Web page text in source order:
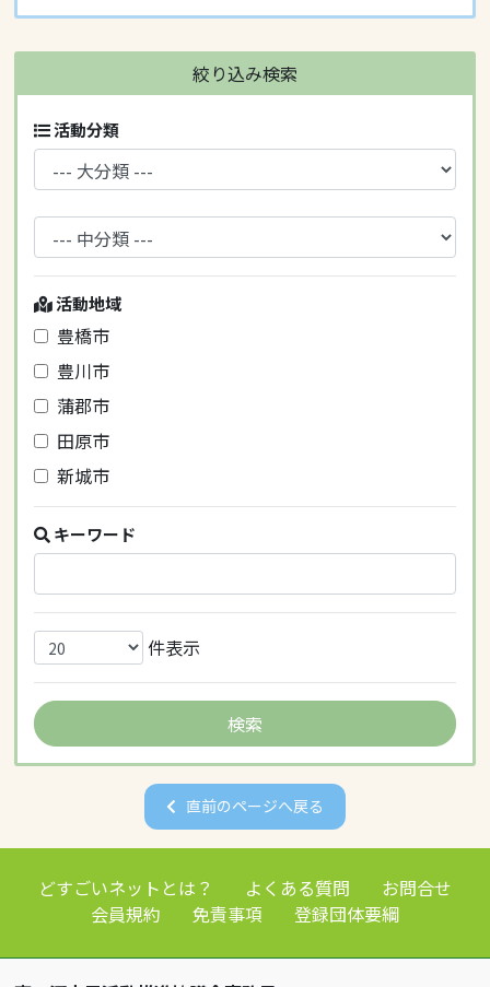
絞り込み検索
活動分類
活動地域
豊橋市
豊川市
蒲郡市
田原市
新城市
キーワード
件表示
直前のページへ戻る
どすごいネットとは？ よくある質問
お問合せ
会員規約
免責事項 登録団体要綱